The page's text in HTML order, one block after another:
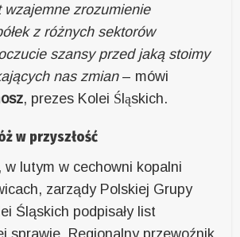
wzajemne zrozumienie
z różnych sektorów
szansy przed jaką stoimy
nas zmian– mówi
, prezes Kolei Śląskich.
w przyszłość
w lutym w cechowni kopalni
zarządy Polskiej Grupy
Śląskich podpisały list
sprawie. Regionalny przewoźnik